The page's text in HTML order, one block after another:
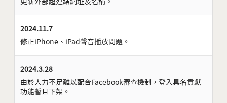
2024.11.7
修正iPhone、iPad聲音播放問題。
2024.3.28
由於人力不足難以配合Facebook審查機制，登入具名貢獻
功能暫且下架。